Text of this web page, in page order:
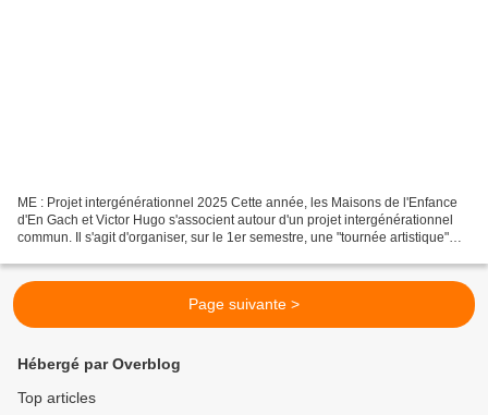
ME : Projet intergénérationnel 2025 Cette année, les Maisons de l'Enfance
d'En Gach et Victor Hugo s'associent autour d'un projet intergénérationnel
commun. Il s'agit d'organiser, sur le 1er semestre, une "tournée artistique"
Page suivante >
Hébergé par Overblog
Top articles